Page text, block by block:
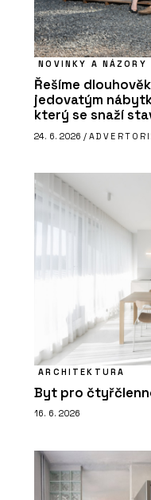
NOVINKY A NÁZORY
Řešíme
jedovatým
který se snaží
24. 6. 2026 /
ARCHITEKTURA
Byt pro
16. 6. 2026